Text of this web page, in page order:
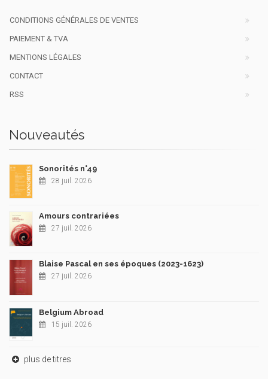
CONDITIONS GÉNÉRALES DE VENTES
PAIEMENT & TVA
MENTIONS LÉGALES
CONTACT
RSS
Nouveautés
Sonorités n°49
28 juil. 2026
Amours contrariées
27 juil. 2026
Blaise Pascal en ses époques (2023-1623)
27 juil. 2026
Belgium Abroad
15 juil. 2026
plus de titres